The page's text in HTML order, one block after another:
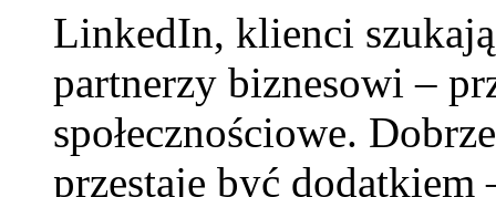
LinkedIn, klienci
partnerzy biznesowi –
społecznościowe.
przestaje być dodatkiem